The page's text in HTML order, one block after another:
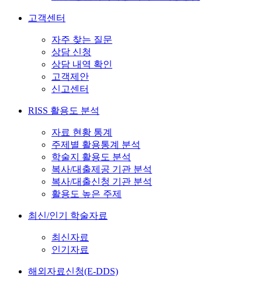
고객센터
자주 찾는 질문
상담 신청
상담 내역 확인
고객제안
신고센터
RISS 활용도 분석
자료 현황 통계
주제별 활용통계 분석
학술지 활용도 분석
복사/대출제공 기관 분석
복사/대출신청 기관 분석
활용도 높은 주제
최신/인기 학술자료
최신자료
인기자료
해외자료신청(E-DDS)